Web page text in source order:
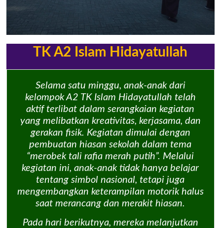
TK A2 Islam Hidayatullah
Selama satu minggu, anak-anak dari
kelompok A2 TK Islam Hidayatullah telah
aktif terlibat dalam serangkaian kegiatan
yang melibatkan kreativitas, kerjasama, dan
gerakan fisik. Kegiatan dimulai dengan
pembuatan hiasan sekolah dalam tema
“merobek tali rafia merah putih”. Melalui
kegiatan ini, anak-anak tidak hanya belajar
tentang simbol nasional, tetapi juga
mengembangkan keterampilan motorik halus
saat merancang dan merakit hiasan.
Pada hari berikutnya, mereka melanjutkan